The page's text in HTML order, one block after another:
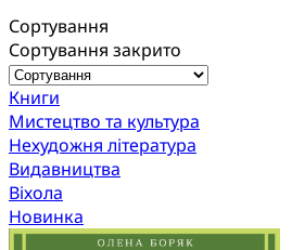
Сортування
Сортування закрито
Книги
Мистецтво та культура
Нехудожня література
Видавництва
Віхола
Новинка